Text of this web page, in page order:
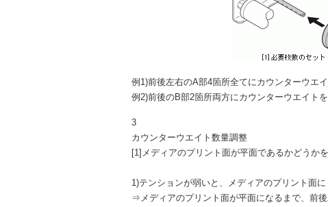
例1)前後左右のA部4箇所全てにカウンターウエ
例2)前後のB部2箇所両方にカウンターウエイト
3
カウンターウエイト数量調整
[1]メディアのプリント面が平面であるかどうか
1)テンションが弱いと、メディアのプリント面
⇒メディアのプリント面が平面になるまで、前